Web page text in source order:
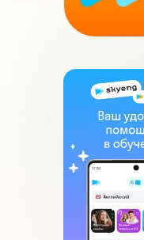
Скриншоты